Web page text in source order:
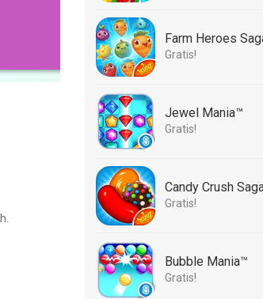
Farm Heroes
Gratis!
Jewel Mania™
Gratis!
Candy Crush
Gratis!
Bubble Mania™
Gratis!